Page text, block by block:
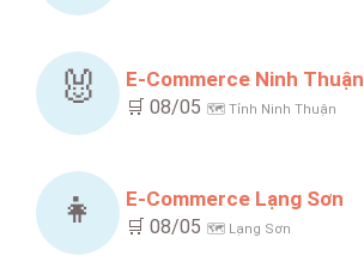
🐰 E-Commerce Ninh Thuận
🛒 08/05 🗺️ Tỉnh Ninh Thuận
👧 E-Commerce Lạng Sơn
🛒 08/05 🗺️ Lạng Sơn